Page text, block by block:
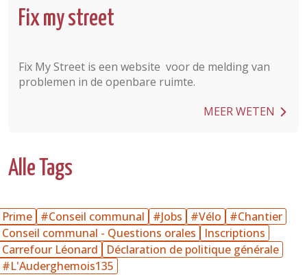
Fix my street
Fix My Street is een website voor de melding van
problemen in de openbare ruimte.
MEER WETEN
Alle Tags
Prime #Conseil communal #Jobs #Vélo
#Chantier
Conseil communal - Questions orales
Inscriptions
Carrefour Léonard
Déclaration de politique générale
#L'Auderghemois135